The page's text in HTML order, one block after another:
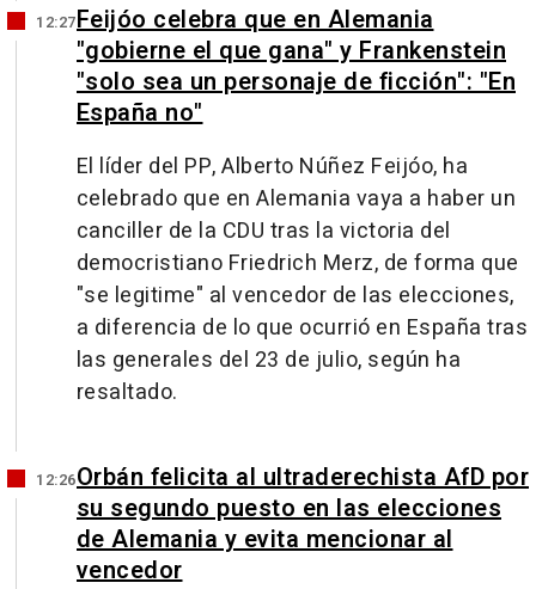
12:27Feijóo celebra que en Alemania
"gobierne el que gana" y Frankenstein
"solo sea un personaje de ficción": "En
España no"
El líder del PP, Alberto Núñez Feijóo, ha
celebrado que en Alemania vaya a haber un
canciller de la CDU tras la victoria del
democristiano Friedrich Merz, de forma que
"se legitime" al vencedor de las elecciones,
a diferencia de lo que ocurrió en España tras
las generales del 23 de julio, según ha
resaltado.
12:26Orbán felicita al ultraderechista AfD por
su segundo puesto en las elecciones
de Alemania y evita mencionar al
vencedor